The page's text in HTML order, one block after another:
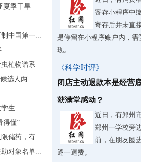
夏季干旱
中国第一...
植物谱系
选人两...
生
得懂”
储药，有...
对象名单...
寄存小程序中
寄存后并未直
是停留在小程序账户内，需
现。
《科学时评》
闭店主动退款本是经营
获满堂感动？
近日，有郑州
郑州一学校旁
前，在朋友圈
逐一退费。